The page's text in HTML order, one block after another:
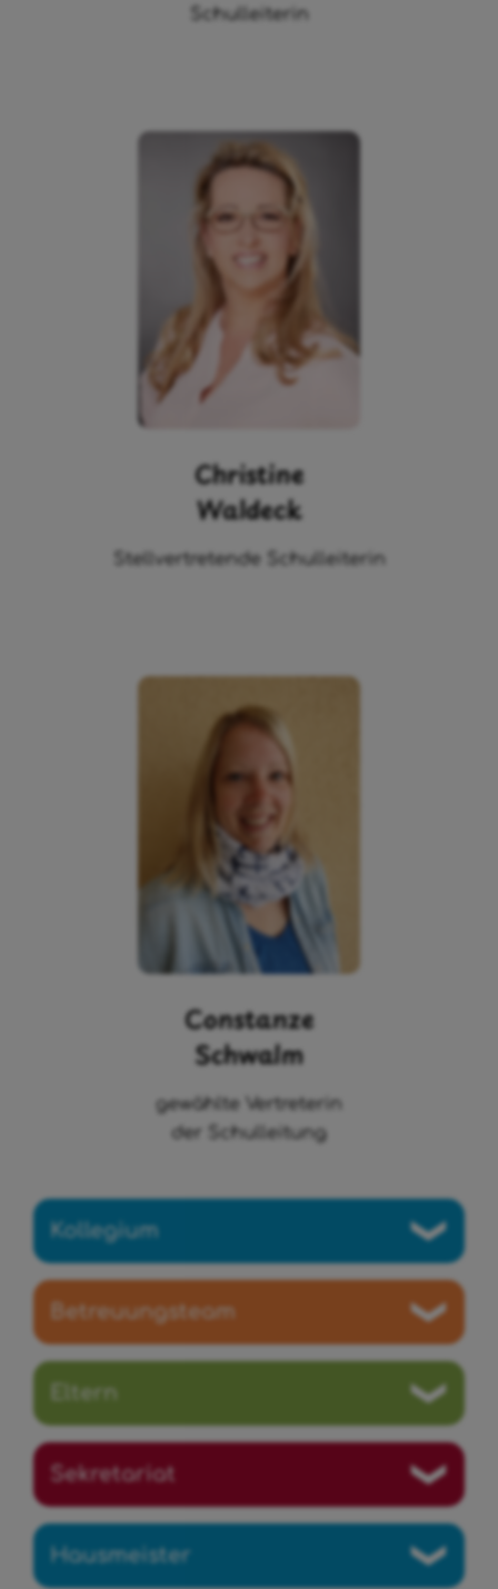
Schulleiterin
Christine
Waldeck
Stellvertretende Schulleiterin
Constanze
Schwalm
gewählte Vertreterin
der Schulleitung
Kollegium
Betreuungsteam
Eltern
Sekretariat
Hausmeister